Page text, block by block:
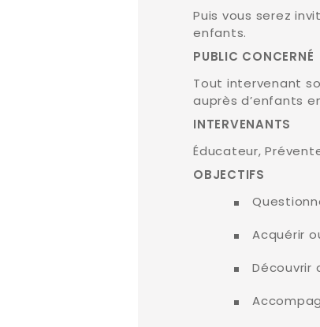
Puis vous serez
enfants.
PUBLIC CONCERNÉ
Tout intervenant
auprès d’enfants
INTERVENANTS
Éducateur,
OBJECTIFS
Acquérir
Découvrir